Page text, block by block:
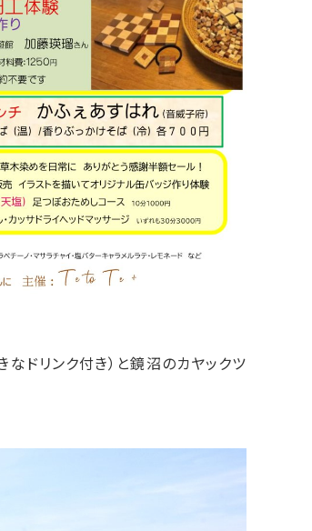
ドリンク付き）と鏡沼のカヤックツ